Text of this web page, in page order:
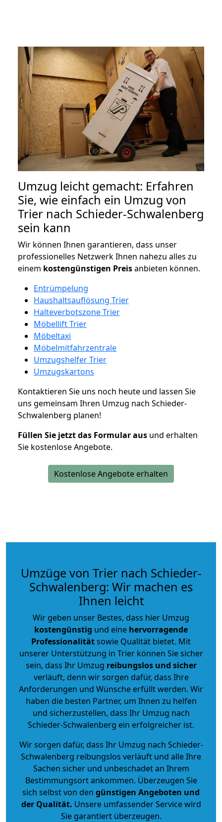
Umzug leicht gemacht: Erfahren
Sie, wie einfach ein Umzug von
Trier nach Schieder-Schwalenberg
sein kann
Wir können Ihnen garantieren, dass unser
professionelles Netzwerk Ihnen nahezu alles zu
einem kostengünstigen Preisanbieten können.
Entrümpelung
Haushaltsauflösung Trier
Halteverbotszone Trier
Möbellift Trier
Möbeltaxi
Möbelmitfahrzentrale
Umzugshelfer Trier
Umzugskartons
Kontaktieren Sie uns noch heute und lassen Sie
uns gemeinsam Ihren Umzug nach Schieder-
Schwalenberg planen!
Füllen Sie jetzt das Formular aus und erhalten
Sie kostenlose Angebote.
Kostenlose Angebote erhalten
Umzüge von Trier nach Schieder-
Schwalenberg: Wir machen es
Ihnen leicht
Wir geben unser Bestes, dass hier Umzug
kostengünstig und eine hervorragende
Professionalitätsowie Qualität bietet. Mit
unserer Unterstützung in Trier können Sie sicher
sein, dass Ihr Umzug reibungslos und sicher
verläuft, denn wir sorgen dafür, dass Ihre
Anforderungen und Wünsche erfüllt werden. Wir
haben die besten Partner, um Ihnen zu helfen
und sicherzustellen, dass Ihr Umzug nach
Schieder-Schwalenberg ein erfolgreicher ist.
Wir sorgen dafür, dass Ihr Umzug nach Schieder-
Schwalenberg reibungslos verläuft und alle Ihre
Sachen sicher und unbeschadet an Ihrem
Bestimmungsort ankommen. Überzeugen Sie
sich selbst von den günstigen Angeboten und
der Qualität. Unsere umfassender Service wird
Sie garantiert überzeugen.